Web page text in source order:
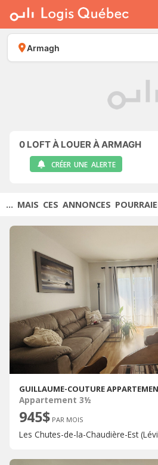
À LOUER
À VENDRE
PLACER UNE ANNONCE
Armagh
0 LOFT À LOUER À ARMAGH
CRÉER UNE ALERTE
... MAIS CES ANNONCES
Appartement 3½
945$ PAR MOIS
Les Chutes-de-la-Chaudière-Est